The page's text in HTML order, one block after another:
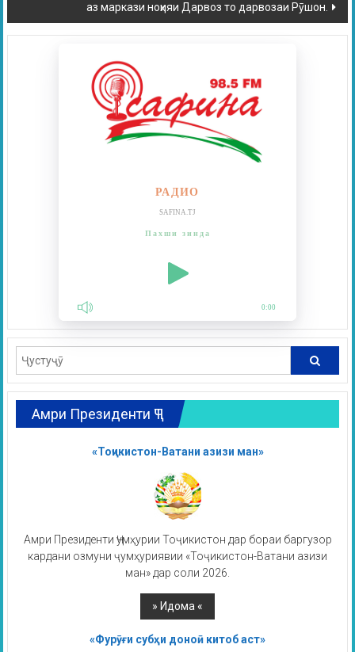
аз маркази ноҳияи Дарвоз то дарвозаи Рӯшон.
РАДИО
SAFINA.TJ
Пахши зинда
0:00
Амри Президенти ҶТ
«Тоҷикистон-Ватани азизи ман»
Амри Президенти Ҷумҳурии Тоҷикистон дар бораи баргузор
кардани озмуни ҷумҳуриявии «Тоҷикистон-Ватани азизи
ман» дар соли 2026.
«Фурӯғи субҳи доноӣ китоб аст»